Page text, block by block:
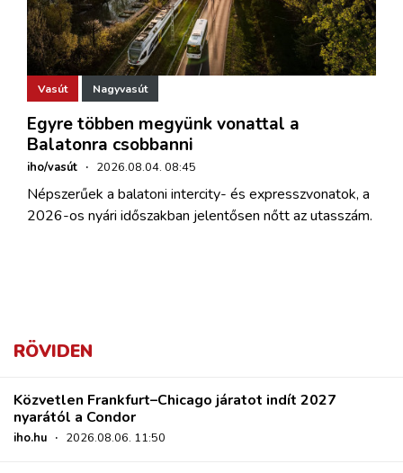
Vasút Nagyvasút
Egyre többen megyünk vonattal a
Balatonra csobbanni
iho/vasút · 2026.08.04. 08:45
Népszerűek a balatoni intercity- és expresszvonatok, a
2026-os nyári időszakban jelentősen nőtt az utasszám.
RÖVIDEN
Közvetlen Frankfurt–Chicago járatot indít 2027
nyarától a Condor
iho.hu · 2026.08.06. 11:50